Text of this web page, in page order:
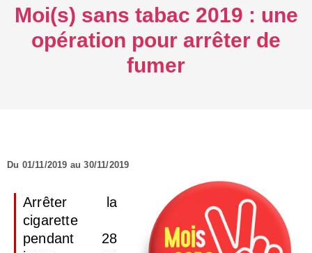
Moi(s) sans tabac 2019 : une
opération pour arrêter de
fumer
Du 01/11/2019 au 30/11/2019
Arrêter la
cigarette
pendant 28